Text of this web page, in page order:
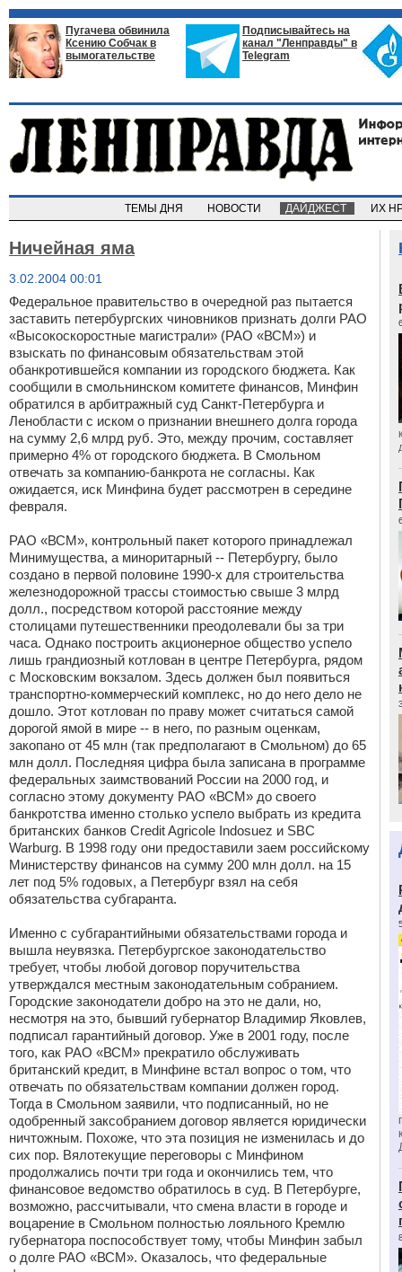
Пугачева обвинила
Ксению Собчак в
вымогательстве
Подписывайтесь на
канал "Ленправды" в
Telegram
ТЕМЫ ДНЯ НОВОСТИ ДАЙДЖЕСТ ИХ
Ничейная яма
3.02.2004 00:01
Федеральное правительство в очередной раз пытается
заставить петербургских чиновников признать долги РАО
«Высокоскоростные магистрали» (РАО «ВСМ») и
взыскать по финансовым обязательствам этой
обанкротившейся компании из городского бюджета. Как
сообщили в смольнинском комитете финансов, Минфин
обратился в арбитражный суд Санкт-Петербурга и
Ленобласти с иском о признании внешнего долга города
на сумму 2,6 млрд руб. Это, между прочим, составляет
примерно 4% от городского бюджета. В Смольном
отвечать за компанию-банкрота не согласны. Как
ожидается, иск Минфина будет рассмотрен в середине
февраля.
РАО «ВСМ», контрольный пакет которого принадлежал
Минимущества, а миноритарный -- Петербургу, было
создано в первой половине 1990-х для строительства
железнодорожной трассы стоимостью свыше 3 млрд
долл., посредством которой расстояние между
столицами путешественники преодолевали бы за три
часа. Однако построить акционерное общество успело
лишь грандиозный котлован в центре Петербурга, рядом
с Московским вокзалом. Здесь должен был появиться
транспортно-коммерческий комплекс, но до него дело не
дошло. Этот котлован по праву может считаться самой
дорогой ямой в мире -- в него, по разным оценкам,
закопано от 45 млн (так предполагают в Смольном) до 65
млн долл. Последняя цифра была записана в программе
федеральных заимствований России на 2000 год, и
согласно этому документу РАО «ВСМ» до своего
банкротства именно столько успело выбрать из кредита
британских банков Credit Agricole Indosuez и SBC
Warburg. В 1998 году они предоставили заем российскому
Министерству финансов на сумму 200 млн долл. на 15
лет под 5% годовых, а Петербург взял на себя
обязательства субгаранта.
Именно с субгарантийными обязательствами города и
вышла неувязка. Петербургское законодательство
требует, чтобы любой договор поручительства
утверждался местным законодательным собранием.
Городские законодатели добро на это не дали, но,
несмотря на это, бывший губернатор Владимир Яковлев,
подписал гарантийный договор. Уже в 2001 году, после
того, как РАО «ВСМ» прекратило обслуживать
британский кредит, в Минфине встал вопрос о том, что
отвечать по обязательствам компании должен город.
Тогда в Смольном заявили, что подписанный, но не
одобренный заксобранием договор является юридически
ничтожным. Похоже, что эта позиция не изменилась и до
сих пор. Вялотекущие переговоры с Минфином
продолжались почти три года и окончились тем, что
финансовое ведомство обратилось в суд. В Петербурге,
возможно, рассчитывали, что смена власти в городе и
воцарение в Смольном полностью лояльного Кремлю
губернатора поспособствует тому, чтобы Минфин забыл
о долге РАО «ВСМ». Оказалось, что федеральные